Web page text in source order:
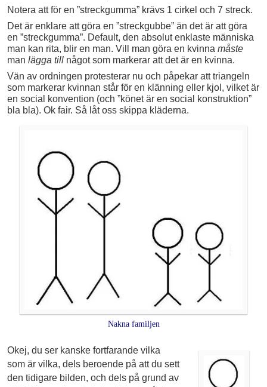
Notera att för en ”streckgumma” krävs 1 cirkel och 7 streck.
Det är enklare att göra en ”streckgubbe” än det är att göra
en ”streckgumma”. Default, den absolut enklaste människa
man kan rita, blir en man. Vill man göra en kvinna måste
man lägga till något som markerar att det är en kvinna.
Vän av ordningen protesterar nu och påpekar att triangeln
som markerar kvinnan står för en klänning eller kjol, vilket är
en social konvention (och ”könet är en social konstruktion”
bla bla). Ok fair. Så låt oss skippa kläderna.
Nakna familjen
Okej, du ser kanske fortfarande vilka
som är vilka, dels beroende på att du sett
den tidigare bilden, och dels på grund av